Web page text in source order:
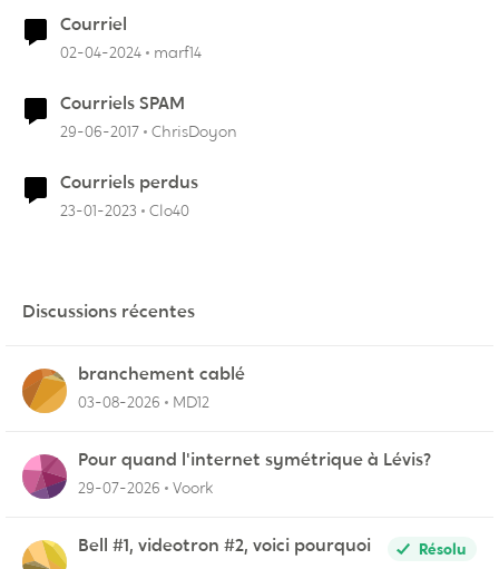
Courriel
02-04-2024 marf14
Courriels SPAM
29-06-2017 ChrisDoyon
Courriels perdus
23-01-2023 Clo40
Discussions récentes
branchement cablé
03-08-2026 MD12
Pour quand l'internet symétrique à Lévis?
29-07-2026 Voork
Bell #1, videotron #2, voici pourquoi
Résolu